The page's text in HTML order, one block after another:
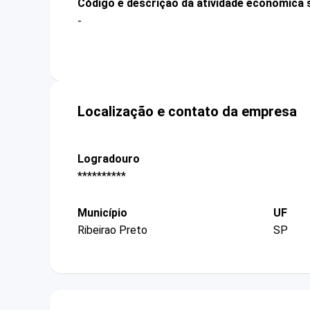
Código e descrição da atividade econômica
-
Localização e contato da empresa
Logradouro
**********
Município
Ribeirao Preto
UF
SP